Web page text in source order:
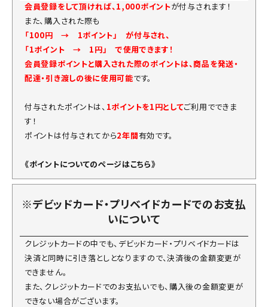
会員登録をして頂ければ、1,000ポイントが付与されます！
また、購入された際も
「100円 → 1ポイント」 が付与され、
「1ポイント → 1円」 で使用できます！
会員登録ポイントと購入された際のポイントは、商品を発送・
配達・引き渡しの後に使用可能です。
付与されたポイントは、 1ポイントを1円としてご利用でできま
す！
ポイントは付与されてから2年間有効です。
《ポイントについてのページはこちら》
※デビッドカード・プリベイドカードでのお支払
いについて
クレジットカードの中でも、デビッドカード・プリベイドカードは
決済と同時に引き落としとなりますので、決済後の金額変更が
できません。
また、クレジットカードでのお支払いでも、購入後の金額変更が
できない場合がございます。